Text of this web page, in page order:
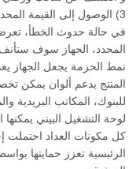
3) الوصول إلى القيمة المحدد للعد مسبقاً.
في حالة حدوث الخطأ،
المحدد، الجهاز سوف
نمط الحزمة يجعل الجهاز يعد إلى حد
المنتج يدعم ألوان يمكن
للبنوك، المكاتب البريدية
لوحة التشغيل البيني يمكنها
الرئيسية تعزز حمايتها